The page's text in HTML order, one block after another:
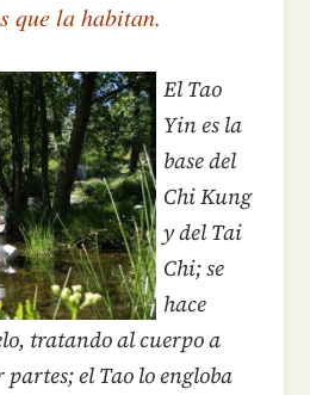
que la habitan.
El Tao
Yin es la
base del
Chi Kung
y del Tai
Chi; se
hace
tratando al cuerpo a
el Tao lo engloba